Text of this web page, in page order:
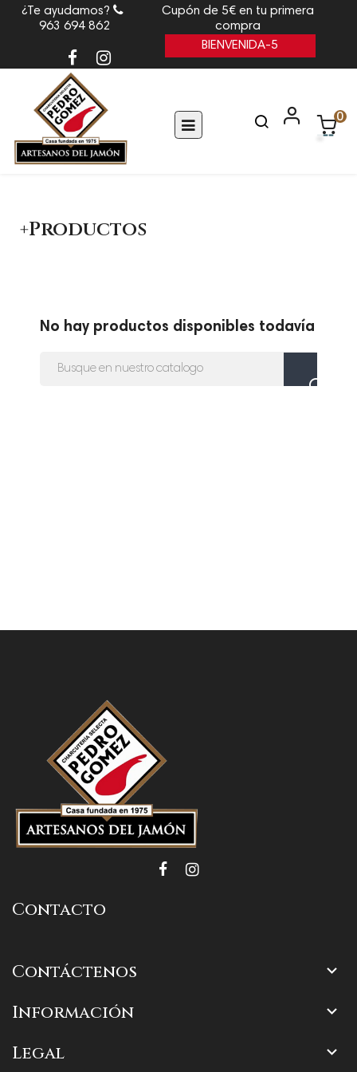
¿Te ayudamos?
963 694 862
Cupón de 5€ en tu primera
compra
BIENVENIDA-5
Navegación
de
☰ 0
+Productos
No hay productos disponibles todavía
Contacto
Contáctenos 
Información 
Legal 